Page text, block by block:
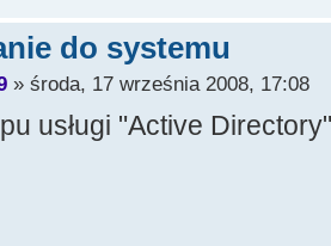
do systemu
» środa, 17 września 2008, 17:08
usługi "Active